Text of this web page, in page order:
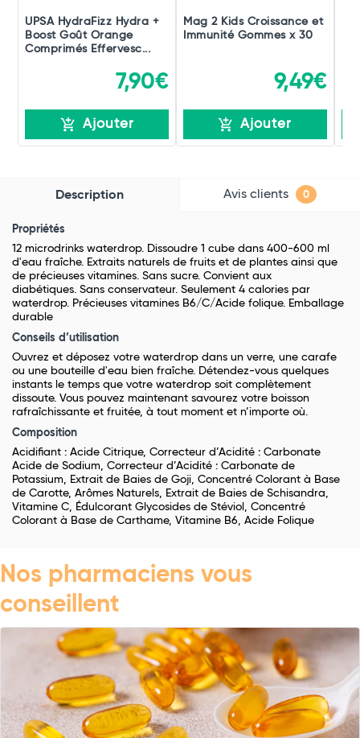
UPSA HydraFizz Hydra +
Boost Goût Orange
Comprimés Effervesc...
7,90€
Ajouter
Mag 2 Kids Croissance et
Immunité Gommes x 30
9,49€
Ajouter
Description Avis clients 0
Propriétés
12 microdrinks waterdrop. Dissoudre 1 cube dans 400-600 ml
d'eau fraîche. Extraits naturels de fruits et de plantes ainsi que
de précieuses vitamines. Sans sucre. Convient aux
diabétiques. Sans conservateur. Seulement 4 calories par
waterdrop. Précieuses vitamines B6/C/Acide folique. Emballage
durable
Conseils d’utilisation
Ouvrez et déposez votre waterdrop dans un verre, une carafe
ou une bouteille d'eau bien fraîche. Détendez-vous quelques
instants le temps que votre waterdrop soit complètement
dissoute. Vous pouvez maintenant savourez votre boisson
rafraîchissante et fruitée, à tout moment et n’importe où.
Composition
Acidifiant : Acide Citrique, Correcteur d’Acidité : Carbonate
Acide de Sodium, Correcteur d’Acidité : Carbonate de
Potassium, Extrait de Baies de Goji, Concentré Colorant à Base
de Carotte, Arômes Naturels, Extrait de Baies de Schisandra,
Vitamine C, Édulcorant Glycosides de Stéviol, Concentré
Colorant à Base de Carthame, Vitamine B6, Acide Folique
Nos pharmaciens vous
conseillent